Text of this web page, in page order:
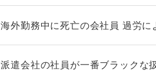
海外勤務中に死亡の会社員 過労に
派遣会社の社員が一番ブラックな